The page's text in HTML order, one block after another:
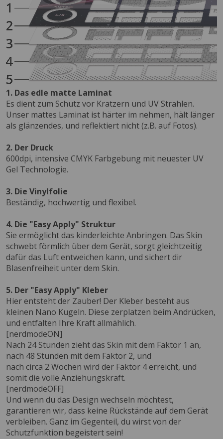
1. Das edle matte Laminat
Es dient zum Schutz vor Kratzern und UV Strahlen.
Unser mattes Laminat ist härter im nehmen, hält länger
als glänzendes, und reflektiert nicht (z.B. auf Fotos).
2. Der Druck
600dpi, intensive CMYK Farbgebung mit neuester UV
Gel Technologie.
3. Die Vinylfolie
Beständig, hochwertig und flexibel.
4. Die "Easy Apply" Struktur
Sie ermöglicht das kinderleichte Anbringen. Das Skin
schwebt förmlich über dem Gerät, sorgt gleichtzeitig
dafür das Luft entweichen kann, und sichert dir
Blasenfreiheit unter dem Skin.
5. Der "Easy Apply" Kleber
Hier entsteht der Zauber! Der Kleber besteht aus
kleinen Nano Kugeln. Diese zerplatzen beim Andrücken,
und entfalten Ihre Kraft allmählich.
[nerdmodeON]
Nach 24 Stunden zieht das Skin mit dem Faktor 1 an,
nach 48 Stunden mit dem Faktor 2, und
nach circa 2 Wochen wird der Faktor 4 erreicht, und
somit die volle Anziehungskraft.
[nerdmodeOFF]
Und wenn du das Design wechseln möchtest,
garantieren wir, dass keine Rückstände auf dem Gerät
verbleiben. Ganz im Gegenteil, du wirst von der
Schutzfunktion begeistert sein!